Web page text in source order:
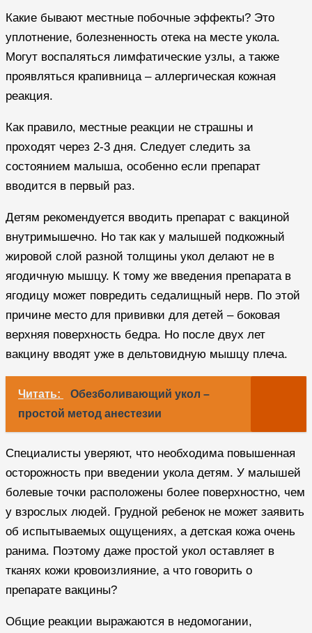
Какие бывают местные побочные эффекты? Это
уплотнение, болезненность отека на месте укола.
Могут воспаляться лимфатические узлы, а также
проявляться крапивница – аллергическая кожная
реакция.
Как правило, местные реакции не страшны и
проходят через 2-3 дня. Следует следить за
состоянием малыша, особенно если препарат
вводится в первый раз.
Детям рекомендуется вводить препарат с вакциной
внутримышечно. Но так как у малышей подкожный
жировой слой разной толщины укол делают не в
ягодичную мышцу. К тому же введения препарата в
ягодицу может повредить седалищный нерв. По этой
причине место для прививки для детей – боковая
верхняя поверхность бедра. Но после двух лет
вакцину вводят уже в дельтовидную мышцу плеча.
Читать:
Обезболивающий укол –
простой метод анестезии
Специалисты уверяют, что необходима повышенная
осторожность при введении укола детям. У малышей
болевые точки расположены более поверхностно, чем
у взрослых людей. Грудной ребенок не может заявить
об испытываемых ощущениях, а детская кожа очень
ранима. Поэтому даже простой укол оставляет в
тканях кожи кровоизлияние, а что говорить о
препарате вакцины?
Общие реакции выражаются в недомогании,